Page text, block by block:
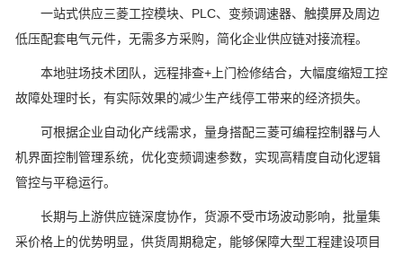
一站式供应三菱工控模块、PLC、变频调速器、触摸屏及周边
低压配套电气元件，无需多方采购，简化企业供应链对接流程。
本地驻场技术团队，远程排查+上门检修结合，大幅度缩短工控
故障处理时长，有实际效果的减少生产线停工带来的经济损失。
可根据企业自动化产线需求，量身搭配三菱可编程控制器与人
机界面控制管理系统，优化变频调速参数，实现高精度自动化逻辑
管控与平稳运行。
长期与上游供应链深度协作，货源不受市场波动影响，批量集
采价格上的优势明显，供货周期稳定，能够保障大型工程建设项目